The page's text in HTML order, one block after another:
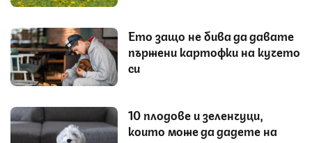
Ето защо не бива да давате
пържени картофки на кучето
си
10 плодове и зеленчуци,
които може да дадете на